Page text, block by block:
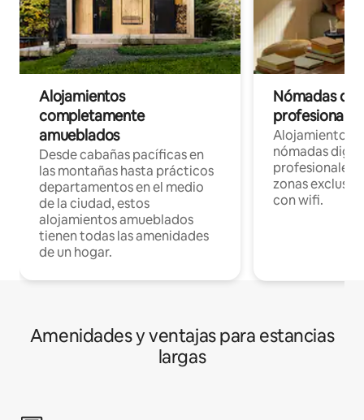
Alojamientos
completamente
amueblados
Desde cabañas pacíficas en
las montañas hasta prácticos
departamentos en el medio
de la ciudad, estos
alojamientos amueblados
tienen todas las amenidades
de un hogar.
Nómadas
Alojamientos
nómadas
profesionales
zonas
con wifi.
Amenidades y ventajas para estancias
largas